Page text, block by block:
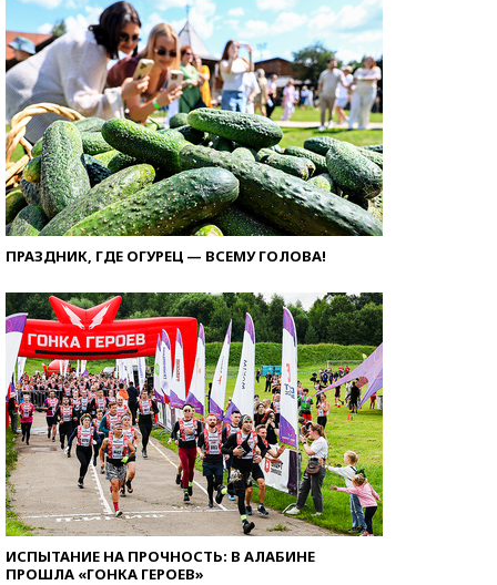
ПРАЗДНИК, ГДЕ ОГУРЕЦ — ВСЕМУ ГОЛОВА!
ИСПЫТАНИЕ НА ПРОЧНОСТЬ: В АЛАБИНЕ
ПРОШЛА «ГОНКА ГЕРОЕВ»